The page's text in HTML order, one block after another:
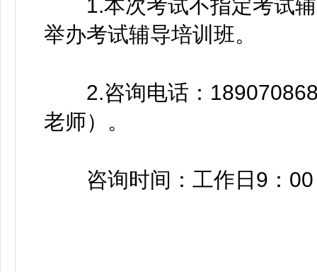
1.本次考试不指定考试辅
举办考试辅导培训班。
2.咨询电话：
老师）。
咨询时间：工作日9：00